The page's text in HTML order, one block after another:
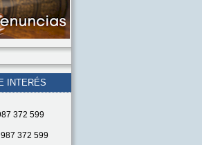
INTERÉS
372 599
987 372 599